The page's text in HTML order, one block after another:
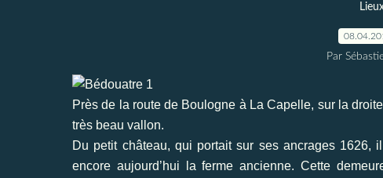
Par
Près de la route de Boulogne à La Capelle, sur la
très beau vallon.
Du petit château, qui portait sur ses ancrages
encore aujourd’hui la ferme ancienne. Cette